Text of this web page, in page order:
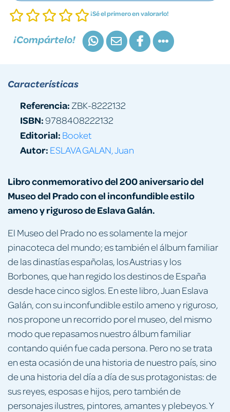
¡Sé el primero en valorarlo!
¡Compártelo!
Libro conmemorativo del 200 aniversario del
Museo del Prado con el inconfundible estilo
ameno y riguroso de Eslava Galán.
El Museo del Prado no es solamente la mejor
pinacoteca del mundo; es también el álbum familiar
de las dinastías españolas, los Austrias y los
Borbones, que han regido los destinos de España
desde hace cinco siglos. En este libro, Juan Eslava
Galán, con su inconfundible estilo ameno y riguroso,
nos propone un recorrido por el museo, del mismo
modo que repasamos nuestro álbum familiar
contando quién fue cada persona. Pero no se trata
en esta ocasión de una historia de nuestro país, sino
de una historia del día a día de sus protagonistas: de
sus reyes, esposas e hijos, pero también de
personajes ilustres, pintores, amantes y plebeyos. Y
Características
Referencia: ZBK-8222132
ISBN:9788408222132
Editorial: Booket
Autor: ESLAVA GALAN, Juan